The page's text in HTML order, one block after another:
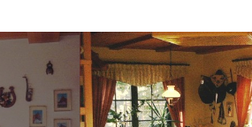
Kategorien
Schöne Aussicht
2023
Empfohlen